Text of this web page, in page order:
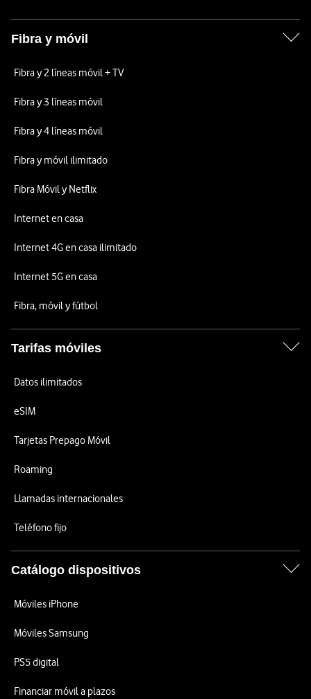
Fibra y móvil
Fibra y 2 líneas móvil + TV
Fibra y 3 líneas móvil
Fibra y 4 líneas móvil
Fibra y móvil ilimitado
Fibra Móvil y Netflix
Internet en casa
Internet 4G en casa ilimitado
Internet 5G en casa
Fibra, móvil y fútbol
Tarifas móviles
Datos ilimitados
eSIM
Tarjetas Prepago Móvil
Roaming
Llamadas internacionales
Teléfono fijo
Catálogo dispositivos
Móviles iPhone
Móviles Samsung
PS5 digital
Financiar móvil a plazos